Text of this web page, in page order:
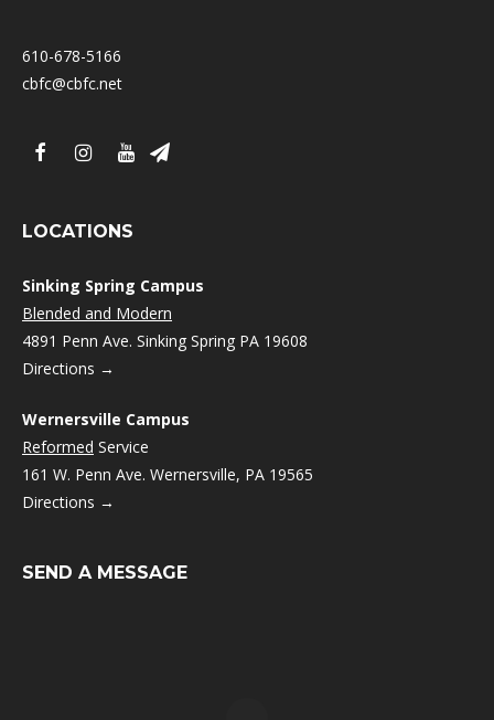
610-678-5166
cbfc@cbfc.net
LOCATIONS
Sinking Spring Campus
Blended and Modern
4891 Penn Ave. Sinking Spring PA 19608
Directions →
Wernersville Campus
Reformed Service
161 W. Penn Ave. Wernersville, PA 19565
Directions →
SEND A MESSAGE